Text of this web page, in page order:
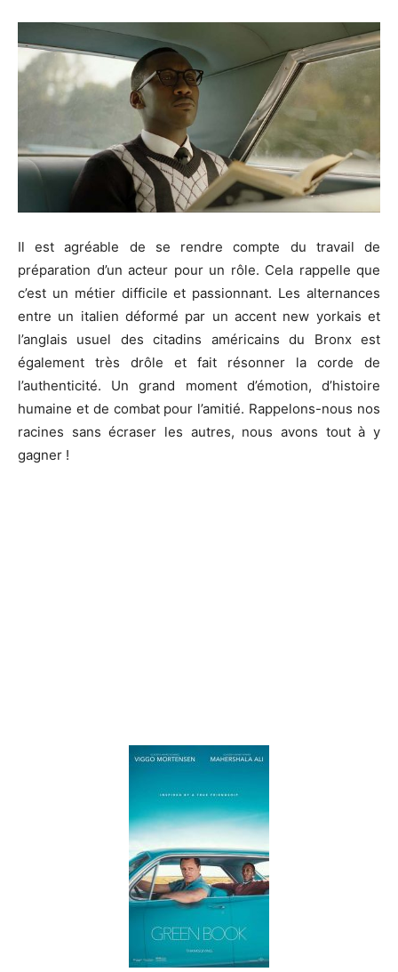
Il est agréable de se rendre compte du travail de
préparation d’un acteur pour un rôle. Cela rappelle que
c’est un métier difficile et passionnant. Les alternances
entre un italien déformé par un accent new yorkais et
l’anglais usuel des citadins américains du Bronx est
également très drôle et fait résonner la corde de
l’authenticité. Un grand moment d’émotion, d’histoire
humaine et de combat pour l’amitié. Rappelons-nous nos
racines sans écraser les autres, nous avons tout à y
gagner !